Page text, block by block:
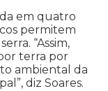
em quatro
permitem
“Assim,
terra por
ambiental da
diz Soares.